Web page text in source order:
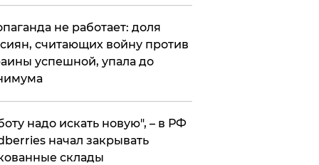
не работает: доля
считающих войну против
успешной, упала до
надо искать новую", – в РФ
начал закрывать
склады